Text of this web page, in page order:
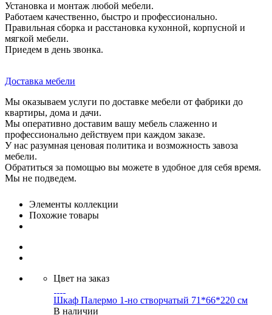
Установка и монтаж любой мебели.
Работаем качественно, быстро и профессионально.
Правильная сборка и расстановка кухонной, корпусной и
мягкой мебели.
Приедем в день звонка.
Доставка мебели
Мы оказываем услуги по доставке мебели от фабрики до
квартиры, дома и дачи.
Мы оперативно доставим вашу мебель слаженно и
профессионально действуем при каждом заказе.
У нас разумная ценовая политика и возможность завоза
мебели.
Обратиться за помощью вы можете в удобное для себя время.
Мы не подведем.
Элементы коллекции
Похожие товары
Цвет на заказ
Шкаф Палермо 1-но створчатый 71*66*220 см
В наличии